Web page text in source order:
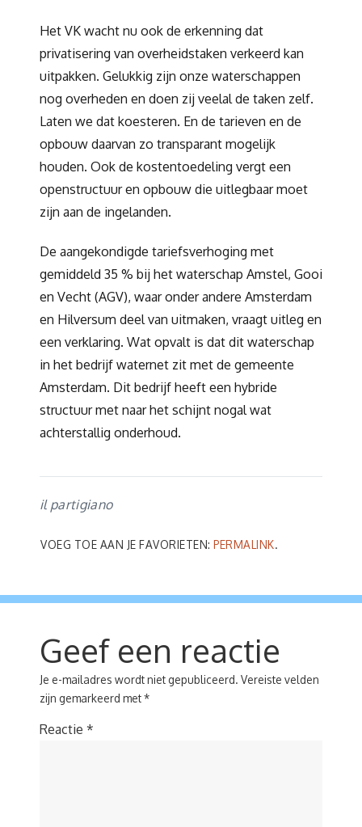
Het VK wacht nu ook de erkenning dat
privatisering van overheidstaken verkeerd kan
uitpakken. Gelukkig zijn onze waterschappen
nog overheden en doen zij veelal de taken zelf.
Laten we dat koesteren. En de tarieven en de
opbouw daarvan zo transparant mogelijk
houden. Ook de kostentoedeling vergt een
openstructuur en opbouw die uitlegbaar moet
zijn aan de ingelanden.
De aangekondigde tariefsverhoging met
gemiddeld 35 % bij het waterschap Amstel, Gooi
en Vecht (AGV), waar onder andere Amsterdam
en Hilversum deel van uitmaken, vraagt uitleg en
een verklaring. Wat opvalt is dat dit waterschap
in het bedrijf waternet zit met de gemeente
Amsterdam. Dit bedrijf heeft een hybride
structuur met naar het schijnt nogal wat
achterstallig onderhoud.
il partigiano
VOEG TOE AAN JE FAVORIETEN: PERMALINK.
Geef een reactie
Je e-mailadres wordt niet gepubliceerd. Vereiste velden
zijn gemarkeerd met*
Reactie *